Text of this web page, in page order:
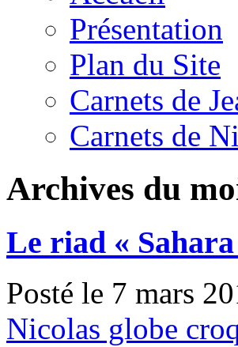
Présentation
Plan du Site
Carnets de
Carnets de
Archives du
Le riad «
Posté le 7 mars
Nicolas globe